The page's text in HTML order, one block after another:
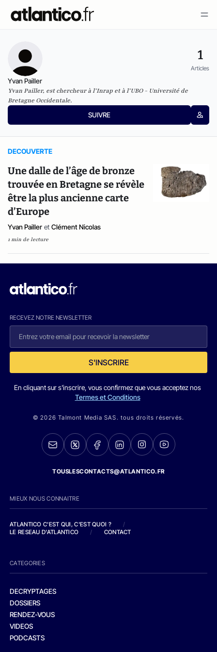
1
Articles
Yvan Pailler
Yvan Pailler, est chercheur à l’Inrap et à l’UBO - Université de
Bretagne Occidentale.
SUIVRE
DECOUVERTE
Une dalle de l’âge de bronze
trouvée en Bretagne se révèle
être la plus ancienne carte
d’Europe
Yvan Pailler et Clément Nicolas
1 min de lecture
RECEVEZ NOTRE NEWSLETTER
S'INSCRIRE
En cliquant sur s'inscrire, vous confirmez que vous acceptez nos
Termes et Conditions
© 2026 Talmont Media SAS. tous droits réservés.
TOUSLESCONTACTS@ATLANTICO.FR
MIEUX NOUS CONNAITRE
ATLANTICO C'EST QUI, C'EST QUOI ?
/
LE RESEAU D'ATLANTICO
/ CONTACT
CATEGORIES
DECRYPTAGES
DOSSIERS
RENDEZ-VOUS
VIDEOS
PODCASTS